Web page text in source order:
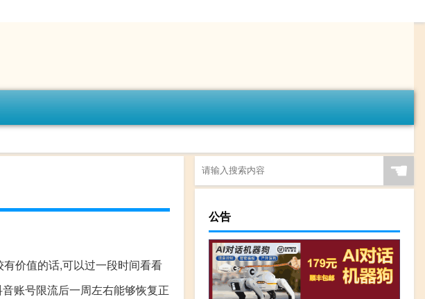
有价值的话,可以过一段时间看看
账号限流后一周左右能够恢复正
☚
公告